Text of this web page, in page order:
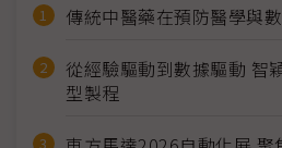
傳統中醫藥在預防醫學與
從經驗驅動到數據驅動 智
型製程